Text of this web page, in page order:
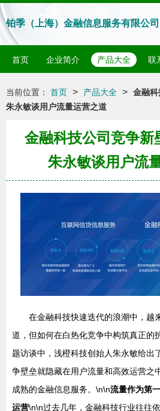
铂季（上海）金融信息服务有限公司
首页 企业简介 产品大全 联
当前位置： 首页 > 产品大全 > 金融
朱永敏谈用户流量运营之道
金融科技公司竞争新
朱永敏谈用户流
在金融科技快速迭代的浪潮中，越
道，但如何在白热化竞争中构筑真正的
题访谈中，浅橙科技创始人朱永敏给出
争壁垒就隐藏在用户流量和高效运营之
成熟的金融信息服务。\n\n流量作为第
运营\n\n过去几年，金融科技行业往往